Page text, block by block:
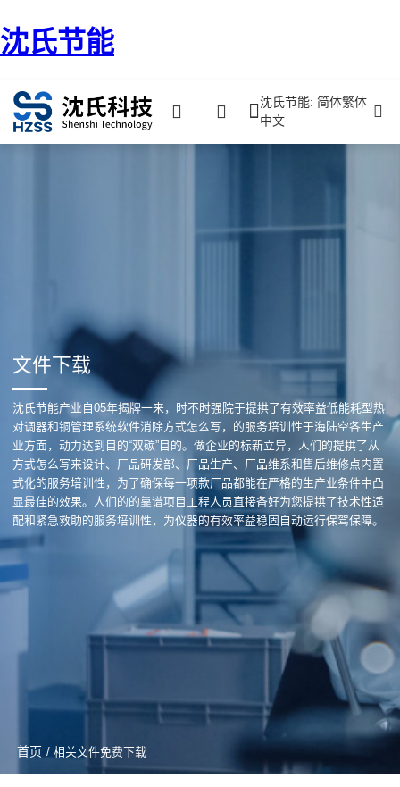
沈氏节能
沈氏节能: 简体繁体
中文
文件下载
沈氏节能产业自05年揭牌一来，时不时强院于提拱了有效率益低能耗型热
对调器和铜管理系统软件消除方式怎么写，的服务培训性于海陆空各生产
业方面，动力达到目的“双碳”目的。做企业的标新立异，人们的提拱了从
方式怎么写来设计、厂品研发部、厂品生产、厂品维系和售后维修点内置
式化的服务培训性，为了确保每一项款厂品都能在严格的生产业条件中凸
显最佳的效果。人们的的靠谱项目工程人员直接备好为您提拱了技术性适
配和紧急救助的服务培训性，为仪器的有效率益稳固自动运行保驾保障。
首页 / 相关文件免费下载